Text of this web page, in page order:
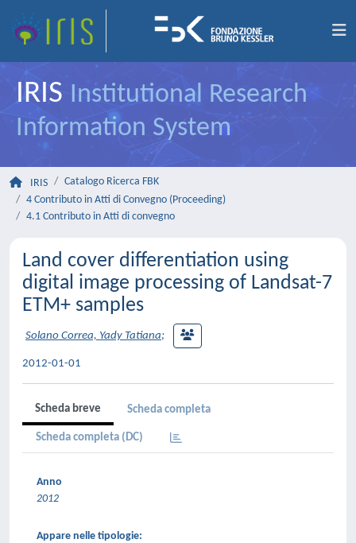
IRIS Institutional Research
Information System
IRIS
Catalogo Ricerca FBK
4 Contributo in Atti di Convegno (Proceeding)
4.1 Contributo in Atti di convegno
Land cover differentiation using
digital image processing of Landsat-7
ETM+ samples
Solano Correa, Yady Tatiana;
2012-01-01
Scheda breve Scheda completa
Scheda completa (DC)
Anno
2012
Appare nelle tipologie: